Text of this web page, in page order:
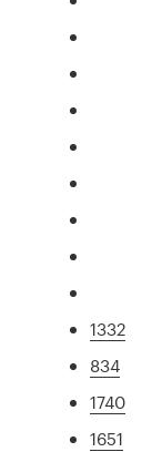
1332
834
1740
1651